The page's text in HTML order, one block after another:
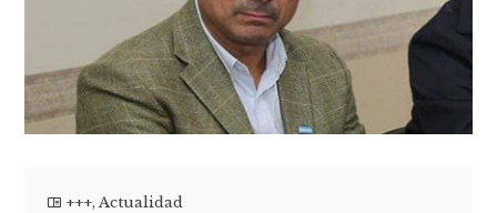
+++,Actualidad